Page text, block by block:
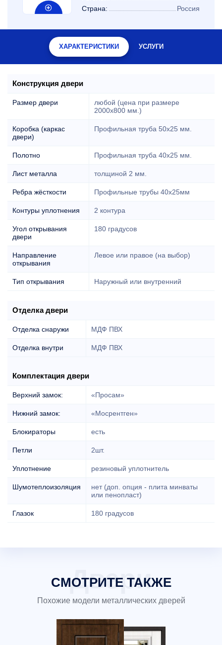
Страна:
Россия
ХАРАКТЕРИСТИКИ УСЛУГИ
Конструкция двери
Размер двери
любой (цена при размере
2000x800 мм.)
Коробка (каркас
двери)
Профильная труба 50х25 мм.
Полотно Профильная труба 40х25 мм.
Лист металла толщиной 2 мм.
Ребра жёсткости Профильные трубы 40х25мм
Контуры уплотнения 2 контура
Угол открывания
двери
180 градусов
Направление
открывания
Левое или правое (на выбор)
Тип открывания Наружный или внутренний
Отделка двери
Отделка снаружи МДФ ПВХ
Отделка внутри МДФ ПВХ
Комплектация двери
Верхний замок: «Просам»
Нижний замок: «Мосрентген»
Блокираторы есть
Петли 2шт.
Уплотнение резиновый уплотнитель
Шумотеплоизоляция
нет (доп. опция - плита минваты
или пенопласт)
Глазок 180 градусов
СМОТРИТЕ ТАКЖЕ
Похожие модели металлических дверей